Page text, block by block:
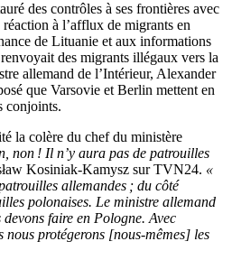
des contrôles à ses frontières avec
à l’afflux de migrants en
de Lituanie et aux informations
des migrants illégaux vers la
allemand de l’Intérieur, Alexander
que Varsovie et Berlin mettent en
conjoints.
la colère du chef du ministère
non ! Il n’y aura pas de patrouilles
Kosiniak-Kamysz sur TVN24. «
allemandes ; du côté
polonaises. Le ministre allemand
faire en Pologne. Avec
nous protégerons [nous-mêmes] les